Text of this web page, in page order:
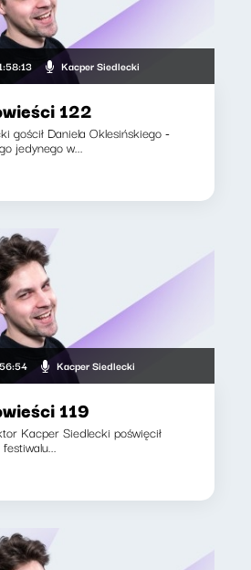
Kacper Siedlecki
122
gościł Daniela Oklesińskiego -
jedynego w...
Kacper Siedlecki
119
Kacper Siedlecki poświęcił